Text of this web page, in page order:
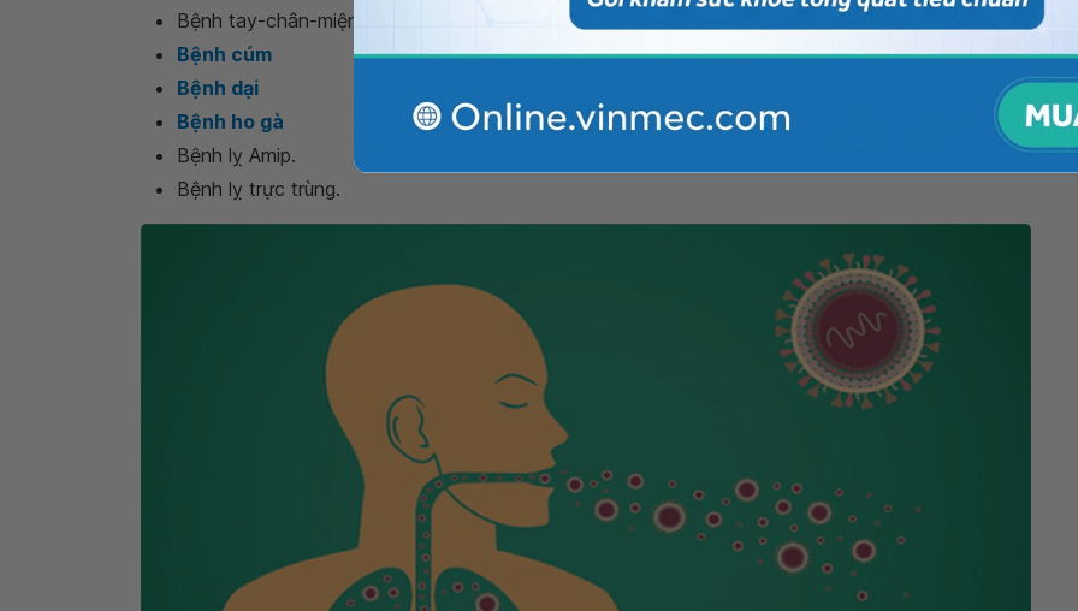
Bệnh tay-chân-miệng
Bệnh cúm
Bệnh dại
Bệnh ho gà
Bệnh lỵ Amip.
Bệnh lỵ trực trùng.